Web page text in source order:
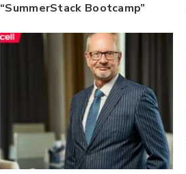
“SummerStack Bootcamp”